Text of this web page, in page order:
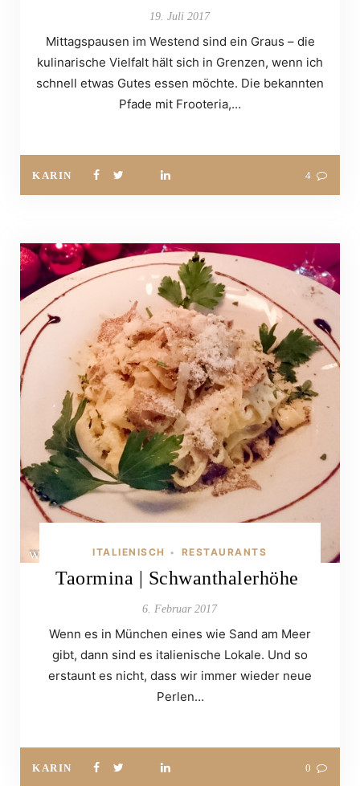
19. Juli 2017
Mittagspausen im Westend sind ein Graus – die
kulinarische Vielfalt hält sich in Grenzen, wenn ich
schnell etwas Gutes essen möchte. Die bekannten
Pfade mit Frooteria,…
KARIN 4
ITALIENISCH • RESTAURANTS
Taormina | Schwanthalerhöhe
6. Februar 2017
​Wenn es in München eines wie Sand am Meer
gibt, dann sind es italienische Lokale. Und so
erstaunt es nicht, dass wir immer wieder neue
Perlen…
KARIN 0